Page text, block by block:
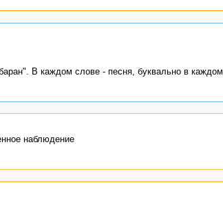
В каждом слове - песня, буквально в каждом.
наблюдение